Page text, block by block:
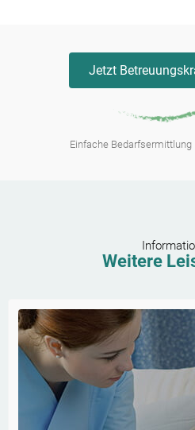
Jetzt
Einfache
Weitere